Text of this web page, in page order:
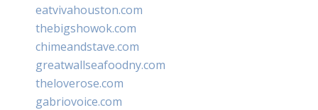
eatvivahouston.com
thebigshowok.com
chimeandstave.com
greatwallseafoodny.com
theloverose.com
gabriovoice.com